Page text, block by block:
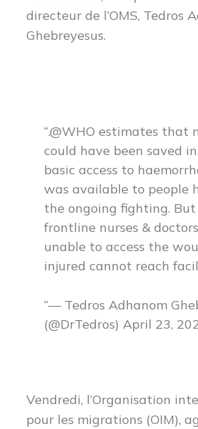
directeur de l’OMS, Tedros
Ghebreyesus.
.@WHO estimates that
could have been saved
basic access to
was available to people
the ongoing fighting. But
frontline nurses &
unable to access the
injured cannot reach
— Tedros Adhanom
(@DrTedros) April 23,
Vendredi, l’Organisation
pour les migrations (OIM),